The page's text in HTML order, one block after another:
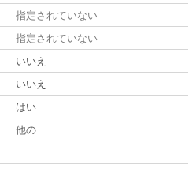
指定されていない
指定されていない
いいえ
いいえ
はい
他の